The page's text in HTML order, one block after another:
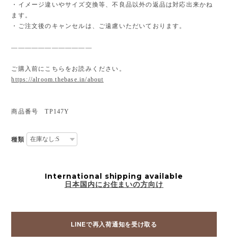
・イメージ違いやサイズ交換等、不良品以外の返品は対応出来かね
ます。
・ご注文後のキャンセルは、ご遠慮いただいております。
————————————
ご購入前にこちらをお読みください。
https://alroom.thebase.in/about
商品番号 TP147Y
種類
International shipping available
日本国内にお住まいの方向け
LINEで再入荷通知を受け取る